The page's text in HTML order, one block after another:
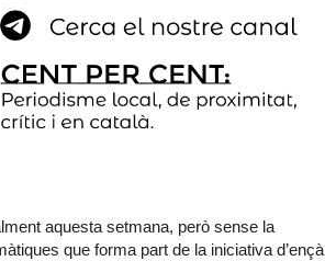
aquesta setmana, però sense la
que forma part de la iniciativa d’ençà